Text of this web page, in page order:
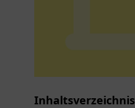
Inhaltsverzeichnis